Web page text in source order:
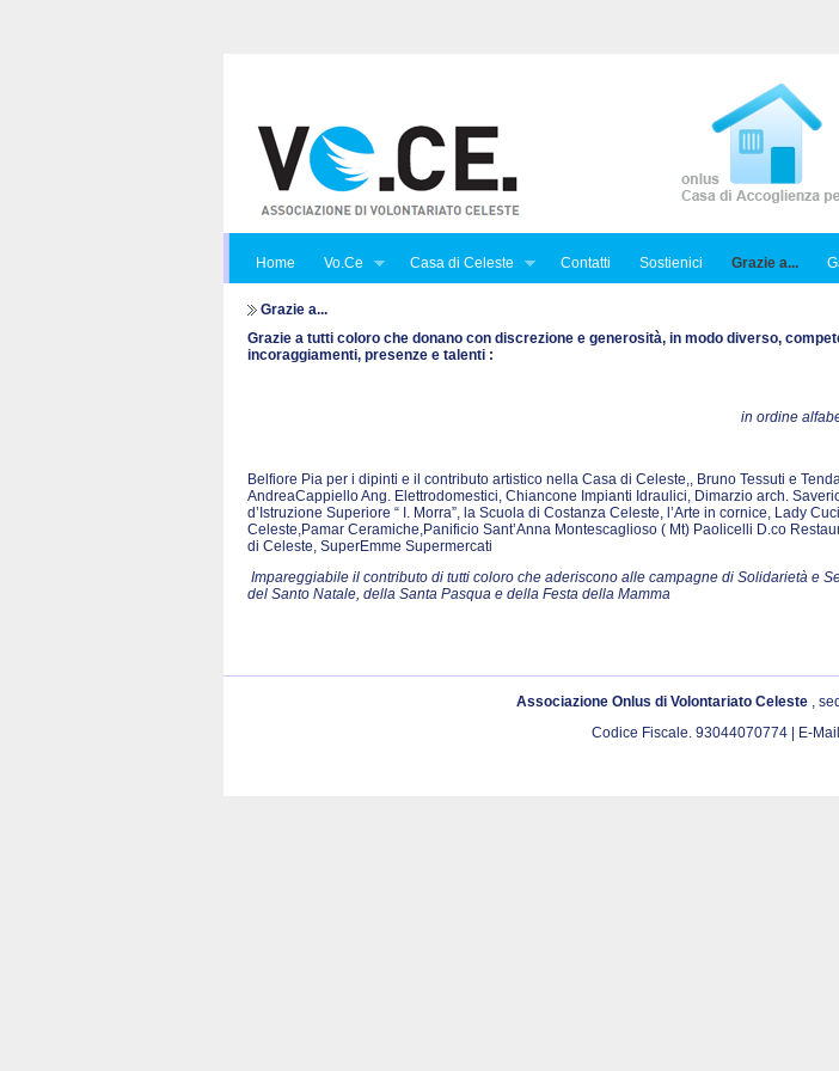
Home Vo.Ce Casa di Celeste Contatti Sostienici Grazie a...
Grazie a...
Grazie a tutti coloro che donano con discrezione e generosità, in modo diverso,
incoraggiamenti, presenze e talenti :
in ordine
Belfiore Pia per i dipinti e il contributo artistico nella Casa di Celeste,, Bruno Tessuti e
AndreaCappiello Ang. Elettrodomestici, Chiancone Impianti Idraulici, Dimarzio arch.
d’Istruzione Superiore “ I. Morra”, la Scuola di Costanza Celeste, l’Arte in cornice, Lady
Celeste,Pamar Ceramiche,Panificio Sant’Anna Montescaglioso ( Mt) Paolicelli D.co
di Celeste, SuperEmme Supermercati
Impareggiabile il contributo di tutti coloro che aderiscono alle campagne di Solidarietà e
del Santo Natale, della Santa Pasqua e della Festa della Mamma
Associazione Onlus di Volontariato Celeste ,
Codice Fiscale. 93044070774 | E-